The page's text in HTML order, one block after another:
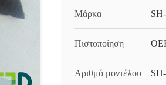
Μάρκα
Πιστοποίηση
Αριθμό μοντέλου